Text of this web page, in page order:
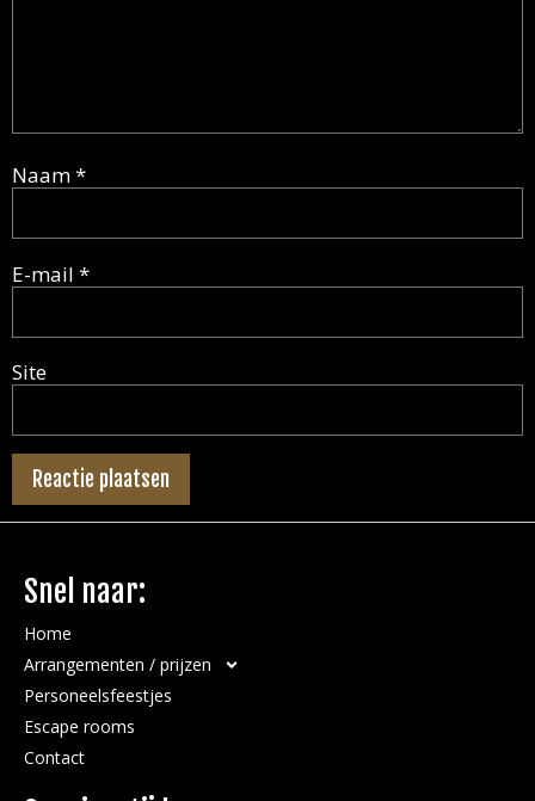
Naam*
E-mail *
Site
Snel naar:
Home
Arrangementen / prijzen
Personeelsfeestjes
Escape rooms
Contact